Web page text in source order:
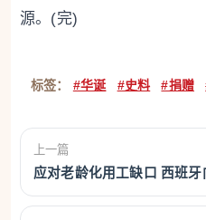
源。(完)
标签： #华诞 #史料 #捐赠
上一篇
应对老龄化用工缺口 西班